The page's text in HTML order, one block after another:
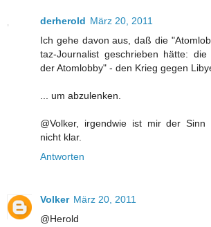
derherold März 20, 2011
Ich gehe davon aus, daß die
taz-Journalist geschrieben hätte: die
der Atomlobby" - den Krieg gegen
... um abzulenken.
@Volker, irgendwie ist mir der Sinn
nicht klar.
Antworten
Volker März 20, 2011
@Herold